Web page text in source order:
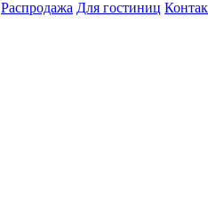
Распродажа Для гостиниц